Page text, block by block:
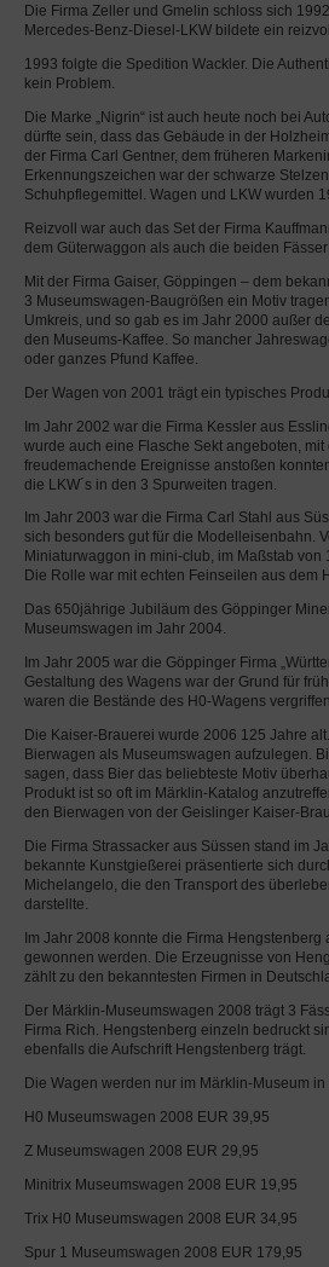
Die Firma Zeller und Gmelin schloss sich
Mercedes-Benz-Diesel-LKW bildete ein
1993 folgte die Spedition Wackler. Die
kein Problem.
Die Marke „Nigrin“ ist auch heute noch bei
dürfte sein, dass das Gebäude in der
der Firma Carl Gentner, dem früheren
Erkennungszeichen war der schwarze
Schuhpflegemittel. Wagen und LKW wurden
Reizvoll war auch das Set der Firma
dem Güterwaggon als auch die beiden
Mit der Firma Gaiser, Göppingen – dem
3 Museumswagen-Baugrößen ein Motiv
Umkreis, und so gab es im Jahr 2000 außer
den Museums-Kaffee. So mancher
oder ganzes Pfund Kaffee.
Der Wagen von 2001 trägt ein typisches
Im Jahr 2002 war die Firma Kessler aus
wurde auch eine Flasche Sekt angeboten,
freudemachende Ereignisse anstoßen
die LKW´s in den 3 Spurweiten tragen.
Im Jahr 2003 war die Firma Carl Stahl aus
sich besonders gut für die Modelleisenbahn.
Miniaturwaggon in mini-club, im Maßstab
Die Rolle war mit echten Feinseilen aus dem
Das 650jährige Jubiläum des Göppinger
Museumswagen im Jahr 2004.
Im Jahr 2005 war die Göppinger Firma
Gestaltung des Wagens war der Grund für
waren die Bestände des H0-Wagens
Die Kaiser-Brauerei wurde 2006 125 Jahre
Bierwagen als Museumswagen aufzulegen.
sagen, dass Bier das beliebteste Motiv
Produkt ist so oft im Märklin-Katalog
den Bierwagen von der Geislinger Kaiser-
Die Firma Strassacker aus Süssen stand im
bekannte Kunstgießerei präsentierte sich
Michelangelo, die den Transport des
darstellte.
Im Jahr 2008 konnte die Firma
gewonnen werden. Die Erzeugnisse von
zählt zu den bekanntesten Firmen in
Der Märklin-Museumswagen 2008 trägt 3
Firma Rich. Hengstenberg einzeln bedruckt
ebenfalls die Aufschrift Hengstenberg trägt.
Die Wagen werden nur im Märklin-Museum
H0 Museumswagen 2008 EUR 39,95
Z Museumswagen 2008 EUR 29,95
Minitrix Museumswagen 2008 EUR 19,95
Trix H0 Museumswagen 2008 EUR 34,95
Spur 1 Museumswagen 2008 EUR 179,95